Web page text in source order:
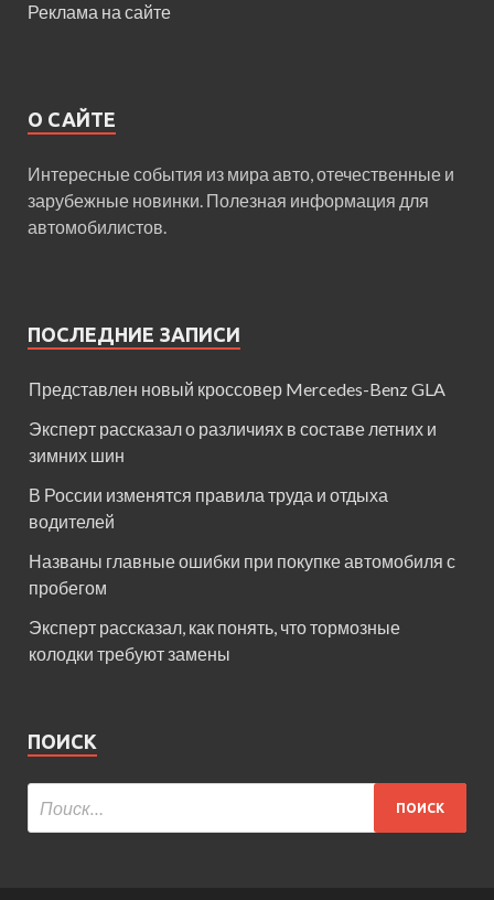
Реклама на сайте
О САЙТЕ
Интересные события из мира авто, отечественные и
зарубежные новинки. Полезная информация для
автомобилистов.
ПОСЛЕДНИЕ ЗАПИСИ
Представлен новый кроссовер Mercedes-Benz GLA
Эксперт рассказал о различиях в составе летних и
зимних шин
В России изменятся правила труда и отдыха
водителей
Названы главные ошибки при покупке автомобиля с
пробегом
Эксперт рассказал, как понять, что тормозные
колодки требуют замены
ПОИСК